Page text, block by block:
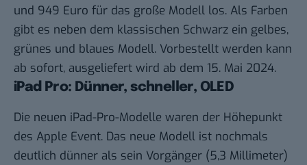
und 949 Euro für das große Modell los. Als Farben
gibt es neben dem klassischen Schwarz ein gelbes,
grünes und blaues Modell. Vorbestellt werden kann
ab sofort, ausgeliefert wird ab dem 15. Mai 2024.
iPad Pro: Dünner, schneller, OLED
Die neuen iPad-Pro-Modelle waren der Höhepunkt
des Apple Event. Das neue Modell ist nochmals
deutlich dünner als sein Vorgänger (5,3 Millimeter)